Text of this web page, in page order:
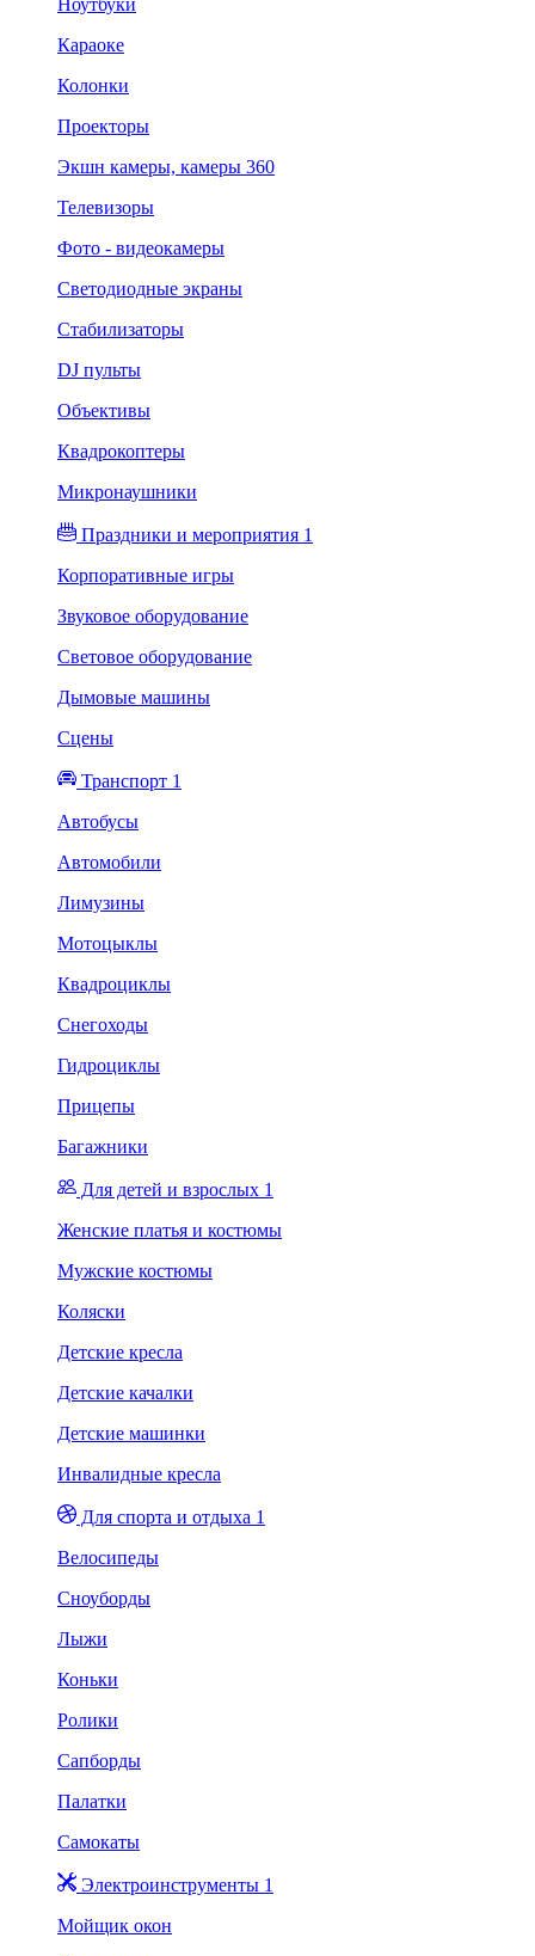
Ноутбуки
Караоке
Колонки
Проекторы
Экшн камеры, камеры 360
Телевизоры
Фото - видеокамеры
Светодиодные экраны
Стабилизаторы
DJ пульты
Объективы
Квадрокоптеры
Микронаушники
Праздники и мероприятия 1
Корпоративные игры
Звуковое оборудование
Световое оборудование
Дымовые машины
Сцены
Транспорт 1
Автобусы
Автомобили
Лимузины
Мотоцыклы
Квадроциклы
Снегоходы
Гидроциклы
Прицепы
Багажники
Для детей и взрослых 1
Женские платья и костюмы
Мужские костюмы
Коляски
Детские кресла
Детские качалки
Детские машинки
Инвалидные кресла
Для спорта и отдыха 1
Велосипеды
Сноуборды
Лыжи
Коньки
Ролики
Сапборды
Палатки
Самокаты
Электроинструменты 1
Мойщик окон